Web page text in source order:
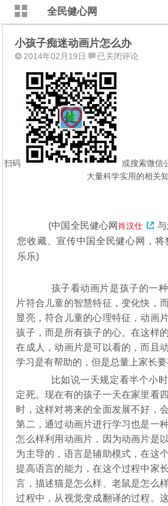
全民健心网
小孩子痴迷动画片怎么办
2014年02月19日
小
子
痴
迷
动
画
片
怎
么
已关闭评论
扫码
或搜索微信
大量科学实用的相关
(中国全民健心网 肖汉仕
您收藏、宣传中国全民健心网，将
乐乐)
孩子看动画片是孩子的一种
片符合儿童的智慧特征，变化快，
显亮，符合儿童的心理特征，动画
孩子，而是所有孩子的心。在这样
在成人，动画片是可以看的，而且
学习是有帮助的，但是总量上家长要
比如说一天规定看半个小时
定死。现在有的孩子一天在家里看
时，这样对将来的全面发展不好，
第二，通过动画片进行学习也是一
怎么样利用动画片，因为动画片是
为主导的，语言是辅助模式，在这
提高语言的能力，在这个过程中家
言，描述猫是怎么样、老鼠是怎么
过程中，从视觉变成翻译的过程。